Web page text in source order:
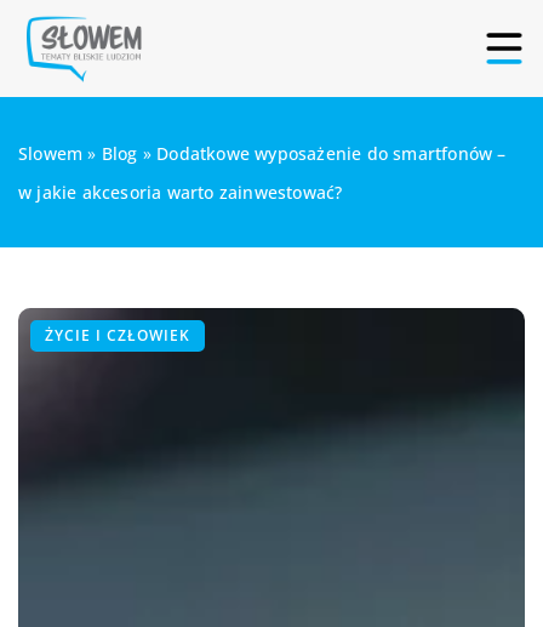
Slowem » Blog » Dodatkowe wyposażenie do smartfonów –
w jakie akcesoria warto zainwestować?
ŻYCIE I CZŁOWIEK